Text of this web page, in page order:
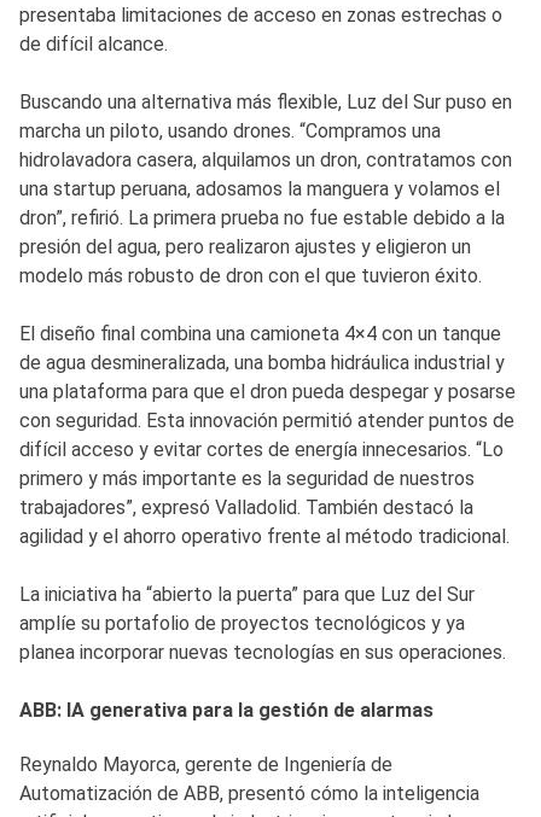
presentaba limitaciones de acceso en zonas estrechas o
de difícil alcance.
Buscando una alternativa más flexible, Luz del Sur puso en
marcha un piloto, usando drones. “Compramos una
hidrolavadora casera, alquilamos un dron, contratamos con
una startup peruana, adosamos la manguera y volamos el
dron”, refirió. La primera prueba no fue estable debido a la
presión del agua, pero realizaron ajustes y eligieron un
modelo más robusto de dron con el que tuvieron éxito.
El diseño final combina una camioneta 4×4 con un tanque
de agua desmineralizada, una bomba hidráulica industrial y
una plataforma para que el dron pueda despegar y posarse
con seguridad. Esta innovación permitió atender puntos de
difícil acceso y evitar cortes de energía innecesarios. “Lo
primero y más importante es la seguridad de nuestros
trabajadores”, expresó Valladolid. También destacó la
agilidad y el ahorro operativo frente al método tradicional.
La iniciativa ha “abierto la puerta” para que Luz del Sur
amplíe su portafolio de proyectos tecnológicos y ya
planea incorporar nuevas tecnologías en sus operaciones.
ABB: IA generativa para la gestión de alarmas
Reynaldo Mayorca, gerente de Ingeniería de
Automatización de ABB, presentó cómo la inteligencia